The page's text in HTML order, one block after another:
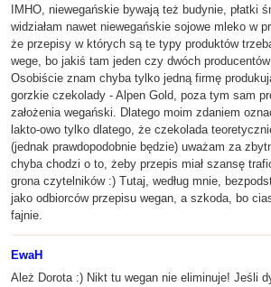
IMHO, niewegańskie bywają też budynie, płatki
widziałam nawet niewegańskie sojowe mleko w
że przepisy w których są te typy produktów
wege, bo jakiś tam jeden czy dwóch
Osobiście znam chyba tylko jedną firmę
gorzkie czekolady - Alpen Gold, poza tym sam
założenia wegański. Dlatego moim zdaniem
lakto-owo tylko dlatego, że czekolada
(jednak prawdopodobnie będzie) uważam za
chyba chodzi o to, żeby przepis miał szansę
grona czytelników :) Tutaj, według mnie,
jako odbiorców przepisu wegan, a szkoda, bo
fajnie.
EwaH
Ależ Dorota :) Nikt tu wegan nie eliminuje! Jeśli